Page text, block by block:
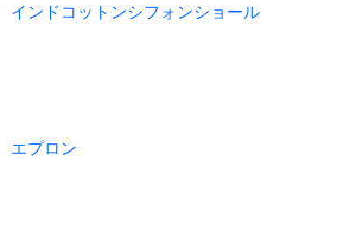
インドコットンシフォンショール
エプロン